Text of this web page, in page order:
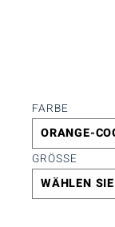
FARBE
GRÖSSE